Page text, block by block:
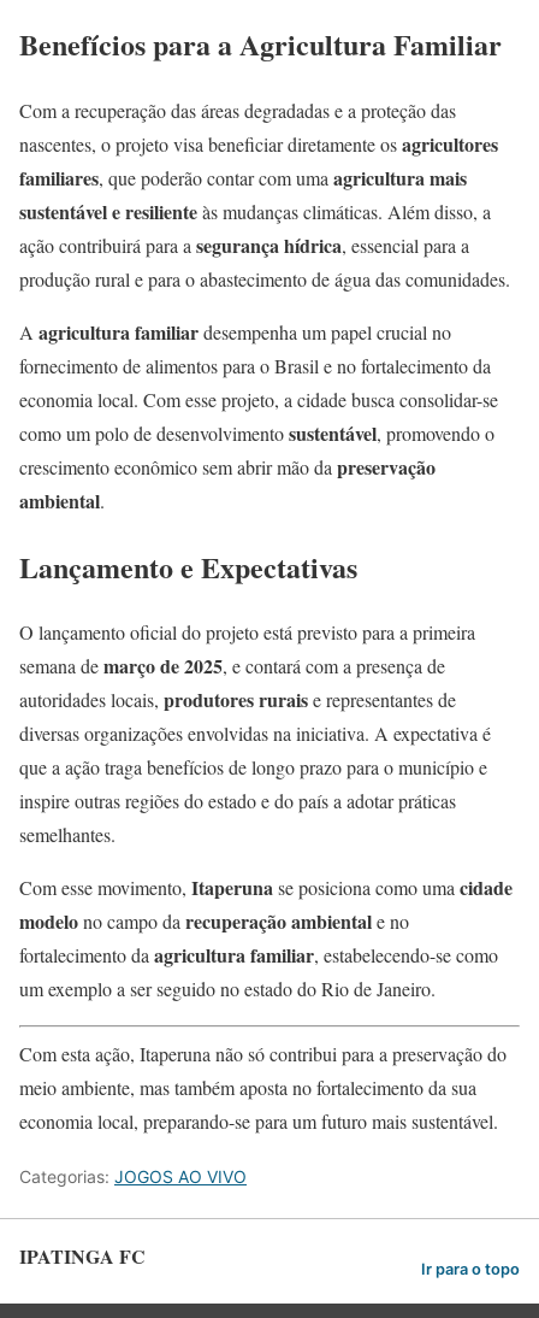
Benefícios para a Agricultura Familiar
Com a recuperação das áreas degradadas e a proteção das
nascentes, o projeto visa beneficiar diretamente osagricultores
familiares, que poderão contar com uma agricultura mais
sustentável e resilienteàs mudanças climáticas. Além disso, a
ação contribuirá para a segurança hídrica, essencial para a
produção rural e para o abastecimento de água das comunidades.
A agricultura familiardesempenha um papel crucial no
fornecimento de alimentos para o Brasil e no fortalecimento da
economia local. Com esse projeto, a cidade busca consolidar-se
como um polo de desenvolvimentosustentável, promovendo o
crescimento econômico sem abrir mão da preservação
ambiental.
Lançamento e Expectativas
O lançamento oficial do projeto está previsto para a primeira
semana demarço de 2025, e contará com a presença de
autoridades locais, produtores ruraise representantes de
diversas organizações envolvidas na iniciativa. A expectativa é
que a ação traga benefícios de longo prazo para o município e
inspire outras regiões do estado e do país a adotar práticas
semelhantes.
Com esse movimento, Itaperunase posiciona como umacidade
modelono campo darecuperação ambientale no
fortalecimento daagricultura familiar, estabelecendo-se como
um exemplo a ser seguido no estado do Rio de Janeiro.
Com esta ação, Itaperuna não só contribui para a preservação do
meio ambiente, mas também aposta no fortalecimento da sua
economia local, preparando-se para um futuro mais sustentável.
Categorias: JOGOS AO VIVO
IPATINGA FC Ir para o topo